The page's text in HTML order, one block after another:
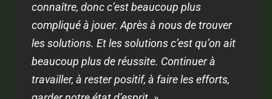
connaître, donc c’est beaucoup plus
compliqué à jouer. Après à nous de trouver
les solutions. Et les solutions c’est qu’on ait
beaucoup plus de réussite. Continuer à
travailler, à rester positif, à faire les efforts,